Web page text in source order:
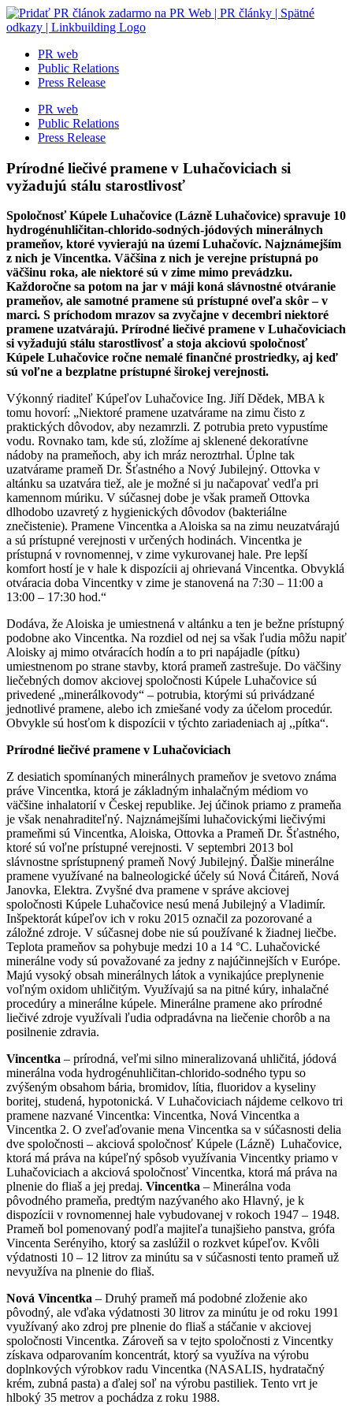
Skip
to
PR web
Public Relations
Press Release
PR web
Public Relations
Press Release
Prírodné liečivé pramene v Luhačoviciach si
vyžadujú stálu starostlivosť
Spoločnosť Kúpele Luhačovice (Lázně Luhačovice) spravuje 10
hydrogénuhličitan-chlorido-sodných-jódových minerálnych
prameňov, ktoré vyvierajú na území Luhačovíc. Najznámejším
z nich je Vincentka. Väčšina z nich je verejne prístupná po
väčšinu roka, ale niektoré sú v zime mimo prevádzku.
Každoročne sa potom na jar v máji koná slávnostné otváranie
prameňov, ale samotné pramene sú prístupné oveľa skôr – v
marci. S príchodom mrazov sa zvyčajne v decembri niektoré
pramene uzatvárajú. Prírodné liečivé pramene v Luhačoviciach
si vyžadujú stálu starostlivosť a stoja akciovú spoločnosť
Kúpele Luhačovice ročne nemalé finančné prostriedky, aj keď
sú voľne a bezplatne prístupné širokej verejnosti.
Výkonný riaditeľ Kúpeľov Luhačovice Ing. Jiří Dědek, MBA k
tomu hovorí: „Niektoré pramene uzatvárame na zimu čisto z
praktických dôvodov, aby nezamrzli. Z potrubia preto vypustíme
vodu. Rovnako tam, kde sú, zložíme aj sklenené dekoratívne
nádoby na prameňoch, aby ich mráz neroztrhal. Úplne tak
uzatvárame prameň Dr. Šťastného a Nový Jubilejný. Ottovka v
altánku sa uzatvára tiež, ale je možné si ju načapovať vedľa pri
kamennom múriku. V súčasnej dobe je však prameň Ottovka
dlhodobo uzavretý z hygienických dôvodov (bakteriálne
znečistenie). Pramene Vincentka a Aloiska sa na zimu neuzatvárajú
a sú prístupné verejnosti v určených hodinách. Vincentka je
prístupná v rovnomennej, v zime vykurovanej hale. Pre lepší
komfort hostí je v hale k dispozícii aj ohrievaná Vincentka. Obvyklá
otváracia doba Vincentky v zime je stanovená na 7:30 – 11:00 a
13:00 – 17:30 hod.“
Dodáva, že Aloiska je umiestnená v altánku a ten je bežne prístupný
podobne ako Vincentka. Na rozdiel od nej sa však ľudia môžu napiť
Aloisky aj mimo otváracích hodín a to pri napájadle (pítku)
umiestnenom po strane stavby, ktorá prameň zastrešuje. Do väčšiny
liečebných domov akciovej spoločnosti Kúpele Luhačovice sú
privedené „minerálkovody“ – potrubia, ktorými sú privádzané
jednotlivé pramene, alebo ich zmiešané vody za účelom procedúr.
Obvykle sú hosťom k dispozícii v týchto zariadeniach aj ,,pítka“.
Prírodné liečivé pramene v Luhačoviciach
Z desiatich spomínaných minerálnych prameňov je svetovo známa
práve Vincentka, ktorá je základným inhalačným médiom vo
väčšine inhalatorií v Českej republike. Jej účinok priamo z prameňa
je však nenahraditeľný. Najznámejšími luhačovickými liečivými
prameňmi sú Vincentka, Aloiska, Ottovka a Prameň Dr. Šťastného,
ktoré sú voľne prístupné verejnosti. V septembri 2013 bol
slávnostne sprístupnený prameň Nový Jubilejný. Ďalšie minerálne
pramene využívané na balneologické účely sú Nová Čitáreň, Nová
Janovka, Elektra. Zvyšné dva pramene v správe akciovej
spoločnosti Kúpele Luhačovice nesú mená Jubilejný a Vladimír.
Inšpektorát kúpeľov ich v roku 2015 označil za pozorované a
záložné zdroje. V súčasnej dobe nie sú používané k žiadnej liečbe.
Teplota prameňov sa pohybuje medzi 10 a 14 °C. Luhačovické
minerálne vody sú považované za jedny z najúčinnejších v Európe.
Majú vysoký obsah minerálnych látok a vynikajúce preplynenie
voľným oxidom uhličitým. Využívajú sa na pitné kúry, inhalačné
procedúry a minerálne kúpele. Minerálne pramene ako prírodné
liečivé zdroje využívali ľudia odpradávna na liečenie chorôb a na
posilnenie zdravia.
Vincentka – prírodná, veľmi silno mineralizovaná uhličitá, jódová
minerálna voda hydrogénuhličitan-chlorido-sodného typu so
zvýšeným obsahom bária, bromidov, lítia, fluoridov a kyseliny
boritej, studená, hypotonická. V Luhačoviciach nájdeme celkovo tri
pramene nazvané Vincentka: Vincentka, Nová Vincentka a
Vincentka 2. O zveľaďovanie mena Vincentka sa v súčasnosti delia
dve spoločnosti – akciová spoločnosť Kúpele (Lázně) Luhačovice,
ktorá má práva na kúpeľný spôsob využívania Vincentky priamo v
Luhačoviciach a akciová spoločnosť Vincentka, ktorá má práva na
plnenie do fliaš a jej predaj. Vincentka – Minerálna voda
pôvodného prameňa, predtým nazývaného ako Hlavný, je k
dispozícii v rovnomennej hale vybudovanej v rokoch 1947 – 1948.
Prameň bol pomenovaný podľa majiteľa tunajšieho panstva, grófa
Vincenta Serényiho, ktorý sa zaslúžil o rozkvet kúpeľov. Kvôli
výdatnosti 10 – 12 litrov za minútu sa v súčasnosti tento prameň už
nevyužíva na plnenie do fliaš.
Nová Vincentka – Druhý prameň má podobné zloženie ako
pôvodný, ale vďaka výdatnosti 30 litrov za minútu je od roku 1991
využívaný ako zdroj pre plnenie do fliaš a stáčanie v akciovej
spoločnosti Vincentka. Zároveň sa v tejto spoločnosti z Vincentky
získava odparovaním koncentrát, ktorý sa využíva na výrobu
doplnkových výrobkov radu Vincentka (NASALIS, hydratačný
krém, zubná pasta) a ďalej soľ na výrobu pastiliek. Tento vrt je
hlboký 35 metrov a pochádza z roku 1988.